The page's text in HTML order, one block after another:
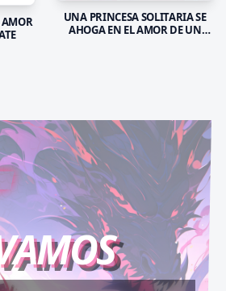
UNA PRINCESA SOLITARIA SE
AHOGA EN EL AMOR DE UN